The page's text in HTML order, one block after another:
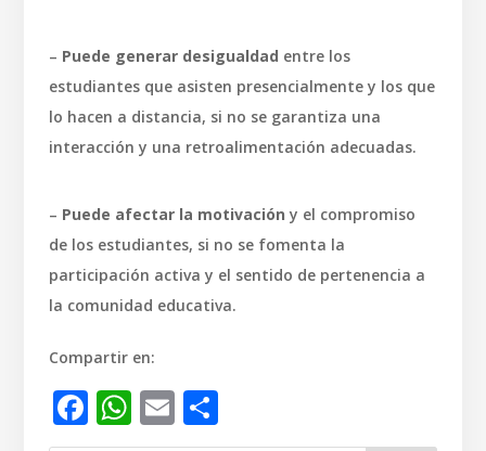
– Puede generar desigualdad entre los
estudiantes que asisten presencialmente y los que
lo hacen a distancia, si no se garantiza una
interacción y una retroalimentación adecuadas.
– Puede afectar la motivación y el compromiso
de los estudiantes, si no se fomenta la
participación activa y el sentido de pertenencia a
la comunidad educativa.
Compartir en:
Facebook
WhatsApp
EmailCompartir